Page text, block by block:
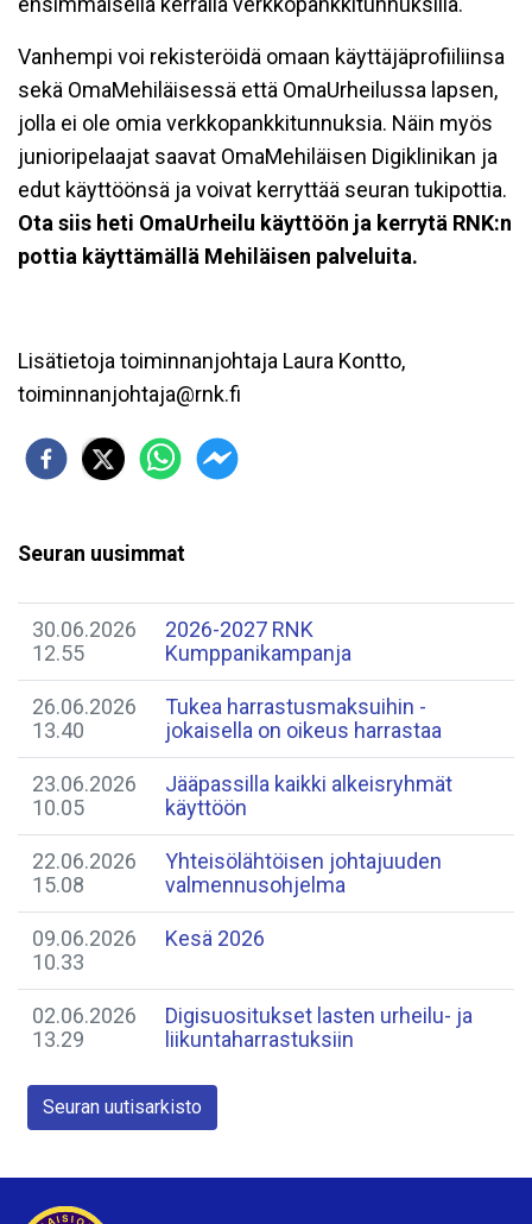
Vanhempi voi rekisteröidä omaan käyttäjäprofiiliinsa
sekä OmaMehiläisessä että OmaUrheilussa lapsen,
jolla ei ole omia verkkopankkitunnuksia. Näin myös
junioripelaajat saavat OmaMehiläisen Digiklinikan ja
edut käyttöönsä ja voivat kerryttää seuran tukipottia.
Ota siis heti OmaUrheilu käyttöön ja kerrytä RNK:n
pottia käyttämällä Mehiläisen palveluita.
Lisätietoja toiminnanjohtaja Laura Kontto,
toiminnanjohtaja@rnk.fi
Seuran uusimmat
30.06.2026
12.55
2026-2027 RNK
Kumppanikampanja
26.06.2026
13.40
Tukea harrastusmaksuihin -
jokaisella on oikeus harrastaa
23.06.2026
10.05
Jääpassilla kaikki alkeisryhmät
käyttöön
22.06.2026
15.08
Yhteisölähtöisen johtajuuden
valmennusohjelma
09.06.2026
10.33
Kesä 2026
02.06.2026
13.29
Digisuositukset lasten urheilu- ja
liikuntaharrastuksiin
Seuran uutisarkisto